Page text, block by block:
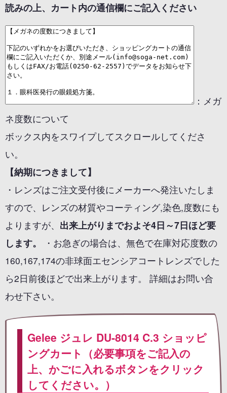
読みの上、カート内の通信欄にご記入ください
：メガ
ネ度数について
ボックス内をスワイプしてスクロールしてくださ
い。
【納期につきまして】
・レンズはご注文受付後にメーカーへ発注いたしま
すので、レンズの材質やコーティング,染色,度数にも
よりますが、 出来上がりまでおよそ4日～7日ほど要
します。
・お急ぎの場合は、無色で在庫対応度数の
160,167,174の非球面エセンシアコートレンズでした
ら2日前後ほどで出来上がります。 詳細はお問い合
わせ下さい。
Gelee ジュレ DU-8014 C.3 ショッピ
ングカート（必要事項をご記入の
上、かごに入れるボタンをクリック
してください。）